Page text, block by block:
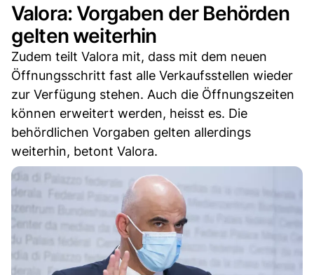
Valora: Vorgaben der Behörden
gelten weiterhin
Zudem teilt Valora mit, dass mit dem neuen
Öffnungsschritt fast alle Verkaufsstellen wieder
zur Verfügung stehen. Auch die Öffnungszeiten
können erweitert werden, heisst es. Die
behördlichen Vorgaben gelten allerdings
weiterhin, betont Valora.